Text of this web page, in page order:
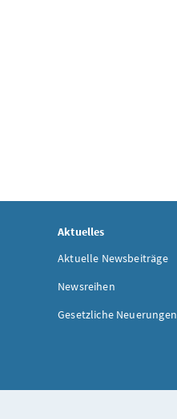
Aktuelles
Aktuelle Newsbeiträge
Newsreihen
Gesetzliche Neuerungen